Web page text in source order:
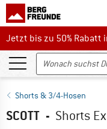
Jetzt bis zu 50% Rabatt
Jetzt bis zu 50% Rabatt
Shorts & 3/4-Hosen
SCOTT - Shorts